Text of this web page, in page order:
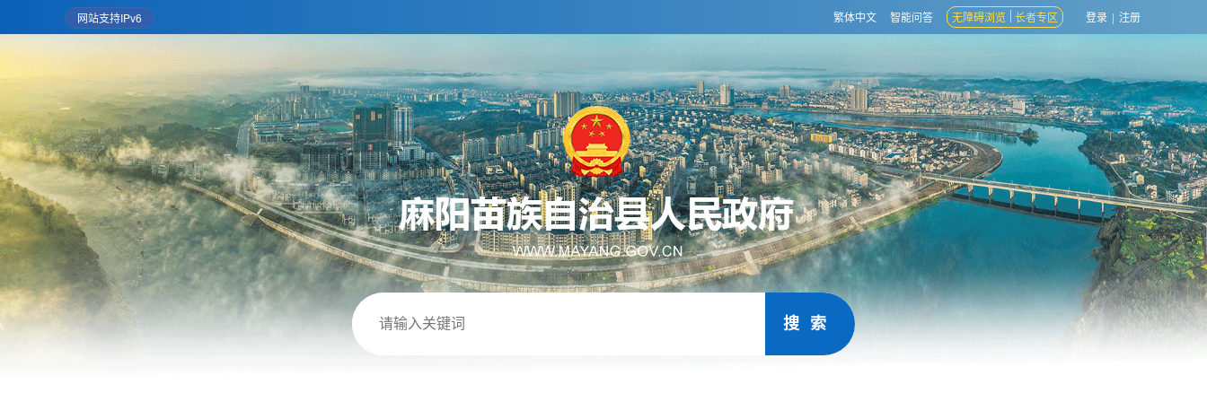
繁体中文 智能问答 无障碍浏览 长者专区 登录 | 注册
网站支持IPv6